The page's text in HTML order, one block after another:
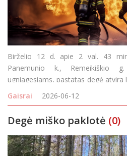
Birželio 12 d. apie 2 val. 43
Panemunio k., Remeikiškio
ugniagesiams, pastatas degė atvira
30 kv. m medinės pastato
apdegė ir sulaistytos vandeniu
Gaisrai 2026-06-12
Degė miško paklotė (0)